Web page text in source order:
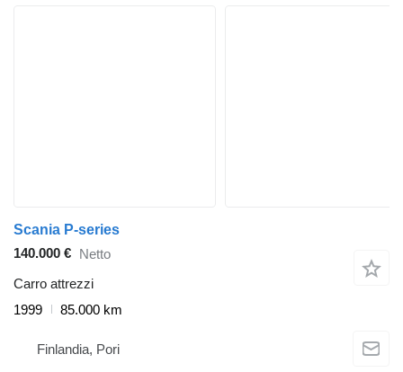
Scania P-series
140.000 € Netto
Carro attrezzi
1999
85.000 km
Finlandia, Pori